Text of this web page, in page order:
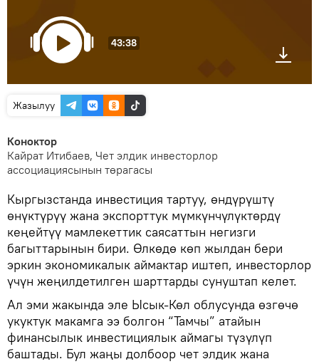
43:38
Жазылуу
Коноктор
Кайрат Итибаев, Чет элдик инвесторлор
ассоциациясынын төрагасы
Кыргызстанда инвестиция тартуу, өндүрүштү
өнүктүрүү жана экспорттук мүмкүнчүлүктөрдү
кеңейтүү мамлекеттик саясаттын негизги
багыттарынын бири. Өлкөдө көп жылдан бери
эркин экономикалык аймактар иштеп, инвесторлор
үчүн жеңилдетилген шарттарды сунуштап келет.
Ал эми жакында эле Ысык-Көл облусунда өзгөчө
укуктук макамга ээ болгон “Тамчы” атайын
финансылык инвестициялык аймагы түзүлүп
баштады. Бул жаңы долбоор чет элдик жана